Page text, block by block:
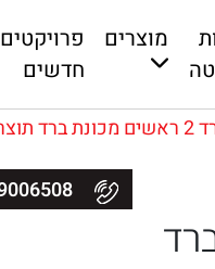
מוצרים
פרויקטים
חדשים
איטליה
050-9006508